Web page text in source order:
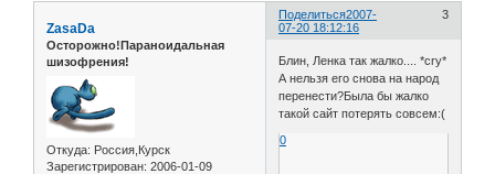
Поделиться 3
2007-
07-20 18:12:16
ZasaDa
Осторожно!Параноидальная
шизофрения!
Откуда: Россия,Курск
Зарегистрирован: 2006-01-09
Блин, Ленка так жалко.... *cry*
А нельзя его снова на народ
перенести?Была бы жалко
такой сайт потерять совсем:(
0